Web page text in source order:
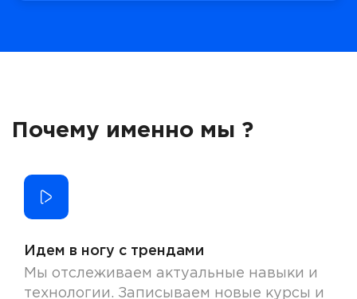
Почему именно мы ?
Идем в ногу с трендами
Мы отслеживаем актуальные навыки и
технологии. Записываем новые курсы и